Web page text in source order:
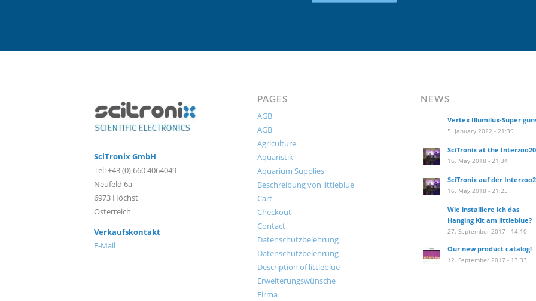
SciTronix GmbH
Tel: +43 (0) 660 4064049
Neufeld 6a
6973 Höchst
Österreich
Verkaufskontakt
E-Mail
PAGES
AGB
AGB
Agriculture
Aquaristik
Aquarium Supplies
Beschreibung von littleblue
Cart
Checkout
Contact
Datenschutzbelehrung
Datenschutzbelehrung
Description of littleblue
Erweiterungswünsche
Firma
NEWS
Vertex Illumilux-Super
5. January 2022 - 21:39
SciTronix at the
16. May 2018 - 21:34
SciTronix auf der
16. May 2018 - 21:25
Wie installiere ich das
Hanging Kit am littleblue?
27. September 2017 - 14:10
Our new product catalog!
12. September 2017 - 13:33